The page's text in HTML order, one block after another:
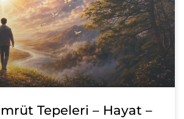
Tepeleri – Hayat –